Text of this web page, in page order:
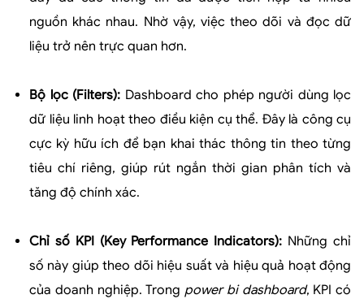
nguồn khác nhau. Nhờ vậy, việc theo dõi và đọc dữ
liệu trở nên trực quan hơn.
Bộ lọc (Filters): Dashboard cho phép người dùng lọc
dữ liệu linh hoạt theo điều kiện cụ thể. Đây là công cụ
cực kỳ hữu ích để bạn khai thác thông tin theo từng
tiêu chí riêng, giúp rút ngắn thời gian phân tích và
tăng độ chính xác.
Chỉ số KPI (Key Performance Indicators): Những chỉ
số này giúp theo dõi hiệu suất và hiệu quả hoạt động
của doanh nghiệp. Trong power bi dashboard, KPI có